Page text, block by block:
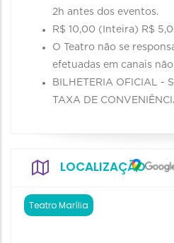
2h antes dos eventos.
R$ 10,00 (Inteira) R$
O Teatro não se
efetuadas em canais
BILHETERIA OFICIAL -
TAXA DE
LOCALIZAÇÃO
Teatro Marília